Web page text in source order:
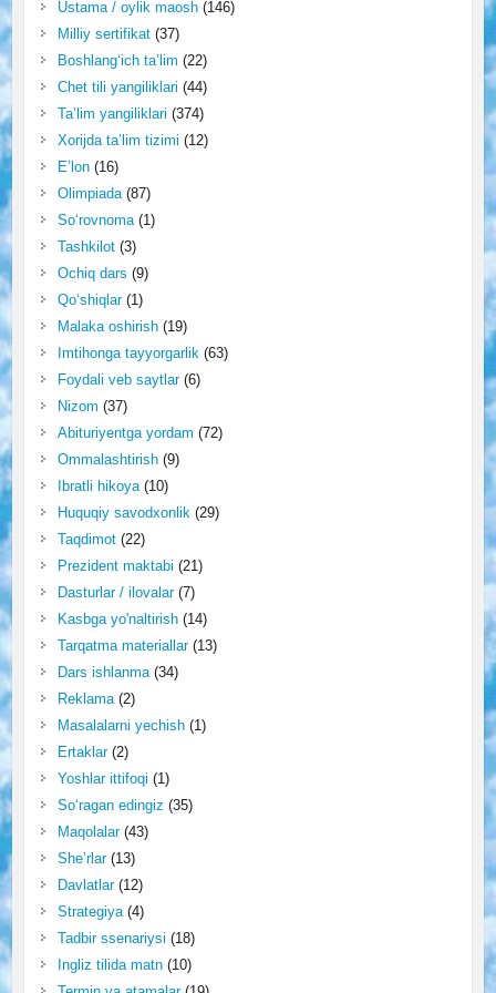
Ustama / oylik maosh(146)
Milliy sertifikat(37)
Boshlang‘ich ta’lim (22)
Chet tili yangiliklari (44)
Ta’lim yangiliklari (374)
Xorijda ta’lim tizimi (12)
E’lon(16)
Olimpiada(87)
So‘rovnoma(1)
Tashkilot(3)
Ochiq dars (9)
Qo‘shiqlar(1)
Malaka oshirish(19)
Imtihonga tayyorgarlik(63)
Foydali veb saytlar(6)
Nizom (37)
Abituriyentga yordam (72)
Ommalashtirish(9)
Ibratli hikoya(10)
Huquqiy savodxonlik(29)
Taqdimot(22)
Prezident maktabi (21)
Dasturlar / ilovalar(7)
Kasbga yo'naltirish(14)
Tarqatma materiallar(13)
Dars ishlanma(34)
Reklama(2)
Masalalarni yechish(1)
Ertaklar(2)
Yoshlar ittifoqi (1)
So‘ragan edingiz (35)
Maqolalar(43)
She’rlar(13)
Davlatlar(12)
Strategiya(4)
Tadbir ssenariysi (18)
Ingliz tilida matn(10)